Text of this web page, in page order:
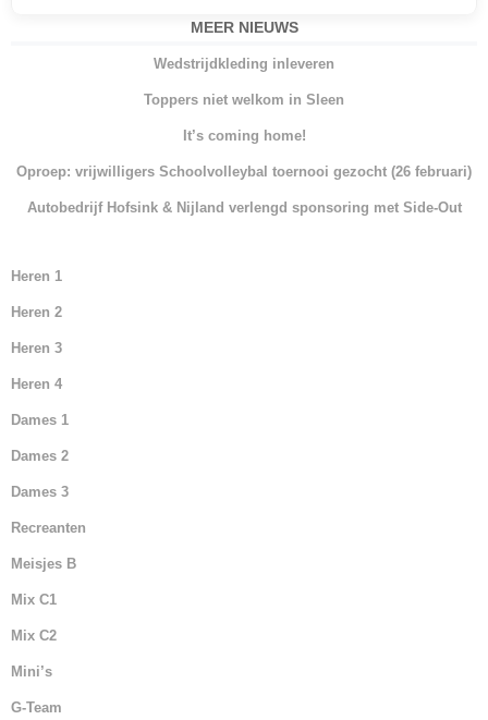
o
k
at
s
A
p
k
e
dI
n
MEER NIEUWS
Wedstrijdkleding inleveren
Toppers niet welkom in Sleen
It’s coming home!
Oproep: vrijwilligers Schoolvolleybal toernooi gezocht (26 februari)
Autobedrijf Hofsink & Nijland verlengd sponsoring met Side-Out
Heren 1
Heren 2
Heren 3
Heren 4
Dames 1
Dames 2
Dames 3
Recreanten
Meisjes B
Mix C1
Mix C2
Mini’s
G-Team